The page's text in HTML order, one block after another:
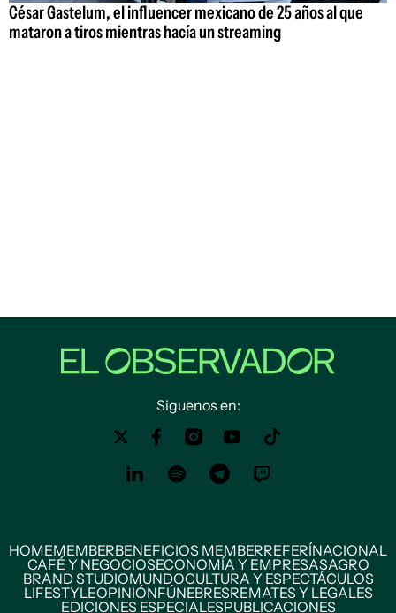
César Gastelum, el influencer mexicano de 25 años al que
mataron a tiros mientras hacía un streaming
Siguenos en:
HOMEMEMBERBENEFICIOS MEMBERREFERÍNACIONAL
CAFÉ Y NEGOCIOSECONOMÍA Y EMPRESASAGRO
BRAND STUDIOMUNDOCULTURA Y ESPECTÁCULOS
LIFESTYLEOPINIÓNFÚNEBRESREMATES Y LEGALES
EDICIONES ESPECIALESPUBLICACIONES